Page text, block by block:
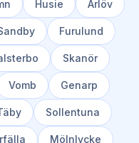
Husie Arlöv
Furulund
Skanör
Vomb Genarp
Sollentuna
Mölnlycke